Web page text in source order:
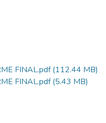
FINAL.pdf(112.44 MB)
FINAL.pdf(5.43 MB)